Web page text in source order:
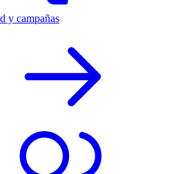
y campañas